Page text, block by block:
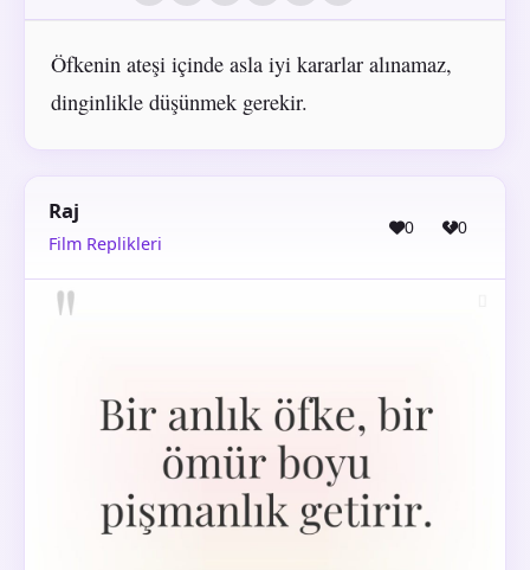
Öfkenin ateşi içinde asla iyi kararlar alınamaz,
dinginlikle düşünmek gerekir.
Raj
Film Replikleri
0 0